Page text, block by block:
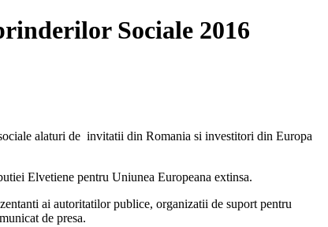
Sociale 2016
alaturi de invitatii din Romania si investitori din Europa
Elvetiene pentru Uniunea Europeana extinsa.
ai autoritatilor publice, organizatii de suport pentru
de presa.